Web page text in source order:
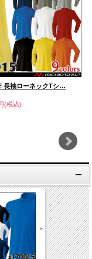
長袖ローネックTシ…
(税込)